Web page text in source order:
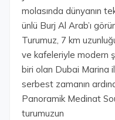
molasında dünyanın
ünlü Burj Al Arab’ı
Turumuz, 7 km
ve kafeleriyle modern
biri olan Dubai Marina
serbest zamanın
Panoramik Medinat
turumuzun